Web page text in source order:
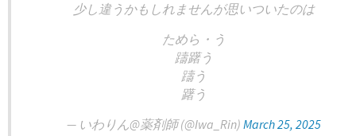
少し違うかもしれませんが思いついたのは
ためら・う
躊躇う
躊う
躇う
— いわりん@薬剤師 (@Iwa_Rin) March 25, 2025